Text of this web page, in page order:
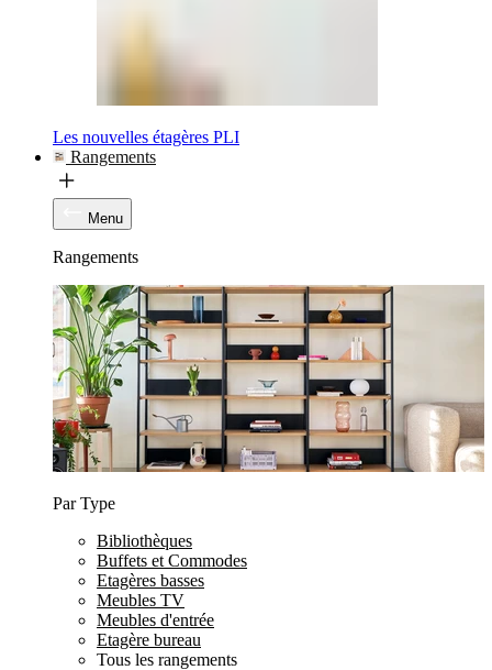
Les nouvelles étagères PLI
Rangements
Menu
Rangements
Par Type
Bibliothèques
Buffets et Commodes
Etagères basses
Meubles TV
Meubles d'entrée
Etagère bureau
Tous les rangements